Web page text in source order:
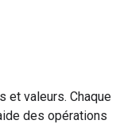
et valeurs. Chaque
des opérations